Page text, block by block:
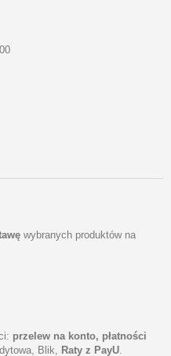
wybranych produktów na
przelew na konto, płatności
Blik, Raty z PayU.